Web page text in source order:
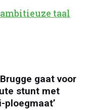
taal
Brugge gaat voor
stunt met
ploegmaat’